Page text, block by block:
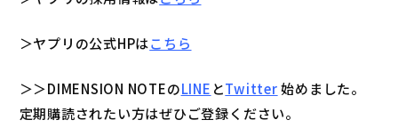
＞ヤプリの公式HPはこちら
＞＞DIMENSION NOTEのLINE とTwitter始めました。
定期購読されたい方はぜひご登録ください。